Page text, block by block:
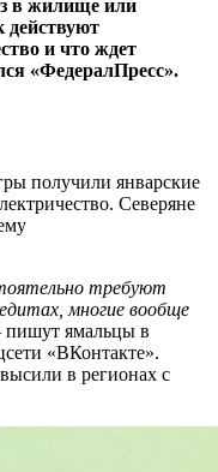
в жилище или
действуют
и что ждет
«ФедералПресс».
получили январские
Северяне
требуют
многие вообще
пишут ямальцы в
«ВКонтакте».
в регионах с